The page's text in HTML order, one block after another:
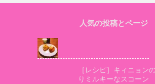
人気の投稿とページ
［レシピ］キィニョン
りミルキーなスコーン